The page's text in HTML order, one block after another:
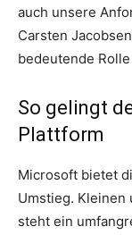
auch unsere
Carsten
bedeutende Rolle
So gelingt
Plattform
Microsoft bietet
Umstieg. Kleinen
steht ein